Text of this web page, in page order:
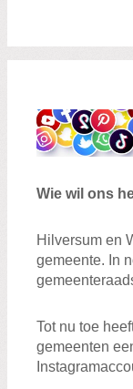
Wie wil ons
Hilversum en
gemeente. In
Tot nu toe
gemeenten